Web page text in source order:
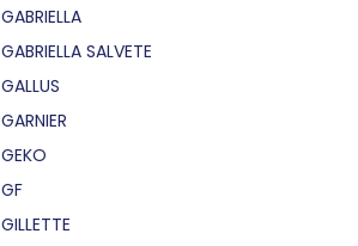
GABRIELLA
GABRIELLA SALVETE
GALLUS
GARNIER
GEKO
GF
GILLETTE